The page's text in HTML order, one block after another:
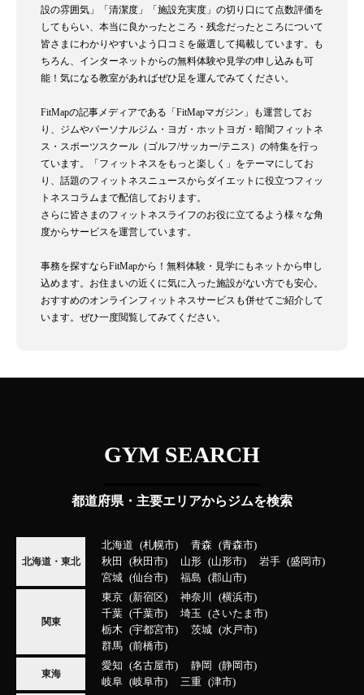
設の雰囲気」「清潔度」「施設充実度」の切り口にて点数評価を
してもらい、本当に良かったところ・残念だったところについて
皆さまにわかりやすいよう口コミを厳選して掲載しています。も
ちろん、インターネットからの無料体験や見学の申し込みも可
能！気になる教室があればぜひ足を運んでみてください。
FitMapの記事メディアである「FitMapマガジン」も運営してお
り、ジムやパーソナルジム・ヨガ・ホットヨガ・暗闇フィットネ
ス・スポーツスクール（ゴルフ/サッカー/テニス）の特集を行っ
ています。「フィットネスをもっと楽しく」をテーマにしてお
り、話題のフィットネスニュースからダイエットに役立つフィッ
トネスコラムまで配信しております。
さらに皆さまのフィットネスライフのお役に立てるよう様々な角
度からサービスを運営しています。
事務を探すならFitMapから！無料体験・見学にもネットから申し
込めます。お住まいの近くに気に入った施設がない方でも安心。
おすすめのオンラインフィットネスサービスも併せてご紹介して
います。ぜひ一度閲覧してみてください。
GYM SEARCH
都道府県・主要エリアからジムを検索
北海道・東北
北海道 札幌市 青森
青森市
秋田
秋田市 山形 山形市 岩手
盛岡市
宮城
仙台市 福島 郡山市
関東
東京 新宿区 神奈川
横浜市
千葉
千葉市 埼玉
さいたま市
栃木
宇都宮市 茨城
水戸市
群馬
前橋市
東海
愛知 名古屋市 静岡
静岡市
岐阜
岐阜市 三重 津市